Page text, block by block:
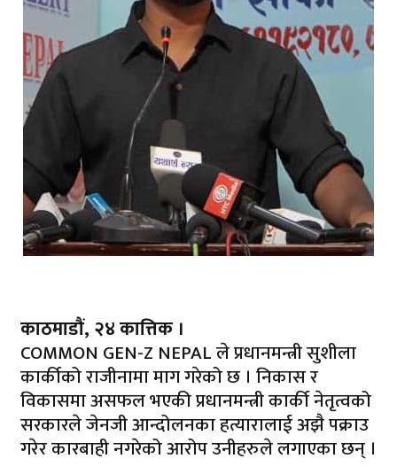
काठमाडौं, २४ कात्तिक ।
COMMON GEN-Z NEPAL ले प्रधानमन्त्री सुशीला
कार्कीको राजीनामा माग गरेको छ । निकास र
विकासमा असफल भएकी प्रधानमन्त्री कार्की नेतृत्वको
सरकारले जेनजी आन्दोलनका हत्यारालाई अझै पक्राउ
गरेर कारबाही नगरेको आरोप उनीहरुले लगाएका छन् ।